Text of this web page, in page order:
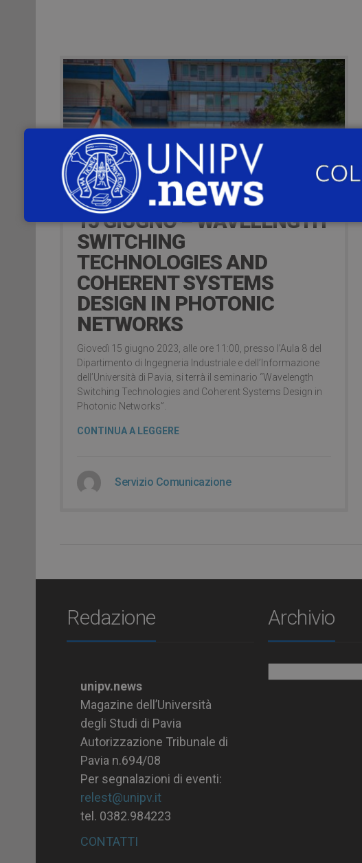
16 Giugno 2023
15 GIUGNO – WAVELENGTH
SWITCHING
TECHNOLOGIES AND
COHERENT SYSTEMS
DESIGN IN PHOTONIC
NETWORKS
Giovedì 15 giugno 2023, alle ore 11:00, presso l’Aula 8 del
Dipartimento di Ingegneria Industriale e dell’Informazione
dell’Università di Pavia, si terrà il seminario “Wavelength
Switching Technologies and Coherent Systems Design in
Photonic Networks”.
CONTINUA A LEGGERE
Servizio Comunicazione
Redazione
unipv.news
Magazine dell’Università
degli Studi di Pavia
Autorizzazione Tribunale di
Pavia n.694/08
Per segnalazioni di eventi:
relest@unipv.it
tel. 0382.984223
CONTATTI
Archivio